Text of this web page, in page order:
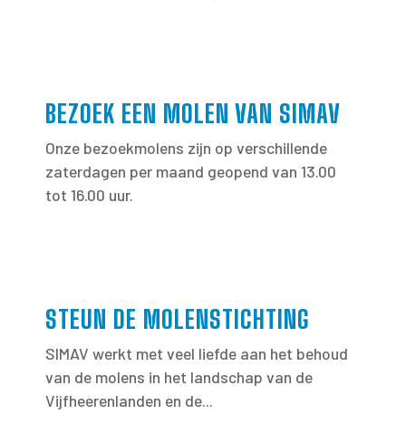
BEZOEK EEN MOLEN VAN SIMAV
Onze bezoekmolens zijn op verschillende
zaterdagen per maand geopend van 13.00
tot 16.00 uur.
STEUN DE MOLENSTICHTING
SIMAV werkt met veel liefde aan het behoud
van de molens in het landschap van de
Vijfheerenlanden en de...